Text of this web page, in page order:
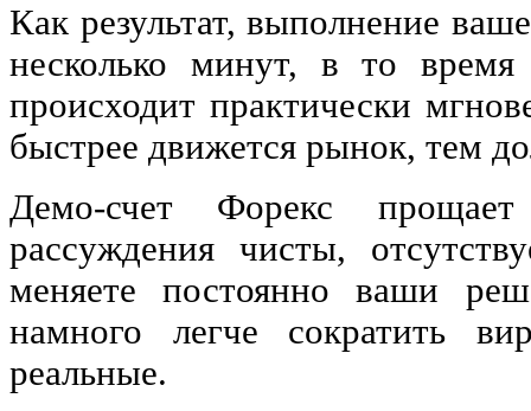
Как результат, выполнение
несколько минут, в то
происходит практически
быстрее движется рынок, тем
Демо-счет Форекс
рассуждения чисты,
меняете постоянно ваши
намного легче сократить
реальные.